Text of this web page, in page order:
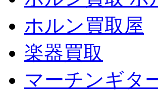
ホルン買取屋
楽器買取
マーチンギタ